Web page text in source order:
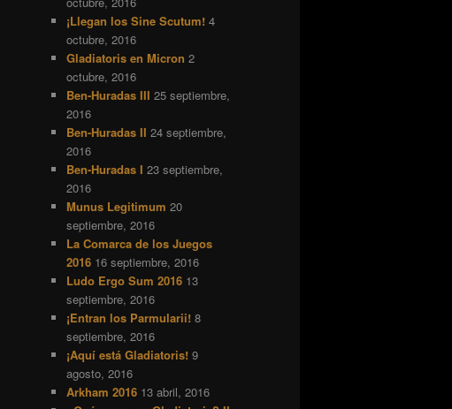
¡Llegan los Sine Scutum! 4
octubre, 2016
Gladiatoris en Micron 2
octubre, 2016
Ben-Huradas III 25 septiembre,
2016
Ben-Huradas II 24 septiembre,
2016
Ben-Huradas I 23 septiembre,
2016
Munus Legitimum 20
septiembre, 2016
La Comarca de los Juegos
2016 16 septiembre, 2016
Ludo Ergo Sum 2016 13
septiembre, 2016
¡Entran los Parmularii! 8
septiembre, 2016
¡Aquí está Gladiatoris! 9
agosto, 2016
Arkham 2016 13 abril, 2016